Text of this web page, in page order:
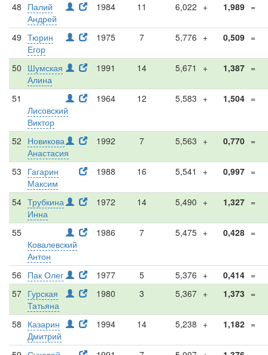
48 Палий
Андрей
1984 11 6,022 + 1,989 =
49 Тюрин
Егор
1975 7 5,776 + 0,509 =
50 Шумская
Алина
1991 14 5,671 + 1,387 =
51
Лисовский
Виктор
1964 12 5,583 + 1,504 =
52 Новикова
Анастасия
1992 7 5,563 + 0,770 =
53 Гагарин
Максим
1988 16 5,541 + 0,997 =
54 Трубкина
Инна
1972 14 5,490 + 1,327 =
55
Ковалевский
Антон
1986 7 5,475 + 0,428 =
56 Пак Олег 1977 5 5,376 + 0,414 =
57 Гурская
Татьяна
1980 3 5,367 + 1,373 =
58 Казарин
Дмитрий
1994 14 5,238 + 1,182 =